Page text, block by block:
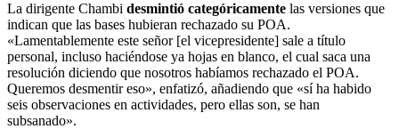
La dirigente Chambi desmintió categóricamente las versiones que
indican que las bases hubieran rechazado su POA.
«Lamentablemente este señor [el vicepresidente] sale a título
personal, incluso haciéndose ya hojas en blanco, el cual saca una
resolución diciendo que nosotros habíamos rechazado el POA.
Queremos desmentir eso», enfatizó, añadiendo que «sí ha habido
seis observaciones en actividades, pero ellas son, se han
subsanado».